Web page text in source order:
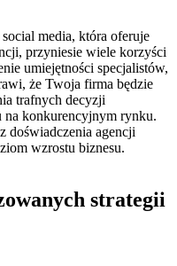
media,⁤ która oferuje
przyniesie wiele korzyści
umiejętności specjalistów,⁣
że Twoja firma będzie
trafnych decyzji​
na konkurencyjnym rynku.⁢
​doświadczenia agencji
⁤wzrostu biznesu.
​strategii